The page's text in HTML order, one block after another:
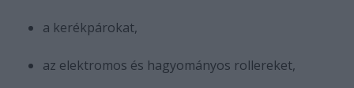
a kerékpárokat,
az elektromos és hagyományos rollereket,